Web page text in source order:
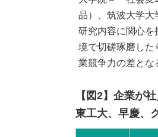
品）、筑波大学大
研究内容に関心を
境で切磋琢磨した
業競争力の差とな
【図2】企業が
東工大、早慶、